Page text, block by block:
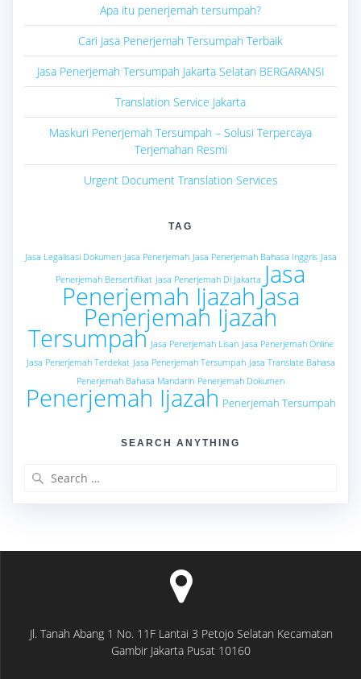
Apa itu penerjemah tersumpah?
Cari Jasa Penerjemah Tersumpah Terbaik
Jasa Penerjemah Tersumpah Jakarta Selatan BERGARANSI
Translation Service Jakarta
Maskuri Penerjemah Tersumpah – Solusi Terpercaya
Terjemahan Resmi
Urgent Document Translation Services
TAG
Jasa Legalisasi Dokumen Jasa Penerjemah Jasa Penerjemah Bahasa Inggris Jasa
Penerjemah Bersertifikat Jasa Penerjemah Di Jakarta Jasa
Penerjemah Ijazah Jasa
Penerjemah Ijazah
Tersumpah Jasa Penerjemah Lisan Jasa Penerjemah Online
Jasa Penerjemah Terdekat Jasa Penerjemah Tersumpah Jasa Translate Bahasa
Penerjemah Bahasa Mandarin Penerjemah Dokumen
Penerjemah Ijazah Penerjemah Tersumpah
SEARCH ANYTHING
Jl. Tanah Abang 1 No. 11F Lantai 3 Petojo Selatan Kecamatan
Gambir Jakarta Pusat 10160